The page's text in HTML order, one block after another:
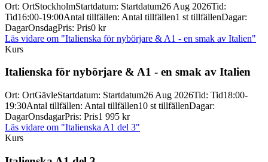
Ort: OrtStockholmStartdatum: Startdatum26 Aug 2026Tid:
Tid16:00-19:00Antal tillfällen: Antal tillfällen1 st tillfällenDagar:
DagarOnsdagPris: Pris0 kr
Läs vidare om "Italienska för nybörjare & A1 - en smak av Italien"
Kurs
Italienska för nybörjare & A1 - en smak av Italien
Ort: OrtGävleStartdatum: Startdatum26 Aug 2026Tid: Tid18:00-
19:30Antal tillfällen: Antal tillfällen10 st tillfällenDagar:
DagarOnsdagarPris: Pris1 995 kr
Läs vidare om "Italienska A1 del 3"
Kurs